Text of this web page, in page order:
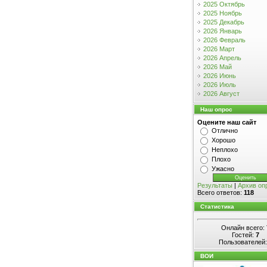
2025 Октябрь
2025 Ноябрь
2025 Декабрь
2026 Январь
2026 Февраль
2026 Март
2026 Апрель
2026 Май
2026 Июнь
2026 Июль
2026 Август
Наш опрос
Оцените наш сайт
Отлично
Хорошо
Неплохо
Плохо
Ужасно
Результаты | Архив
Всего ответов: 118
Статистика
Онлайн всего:
Гостей: 7
Пользователей:
ВОИ